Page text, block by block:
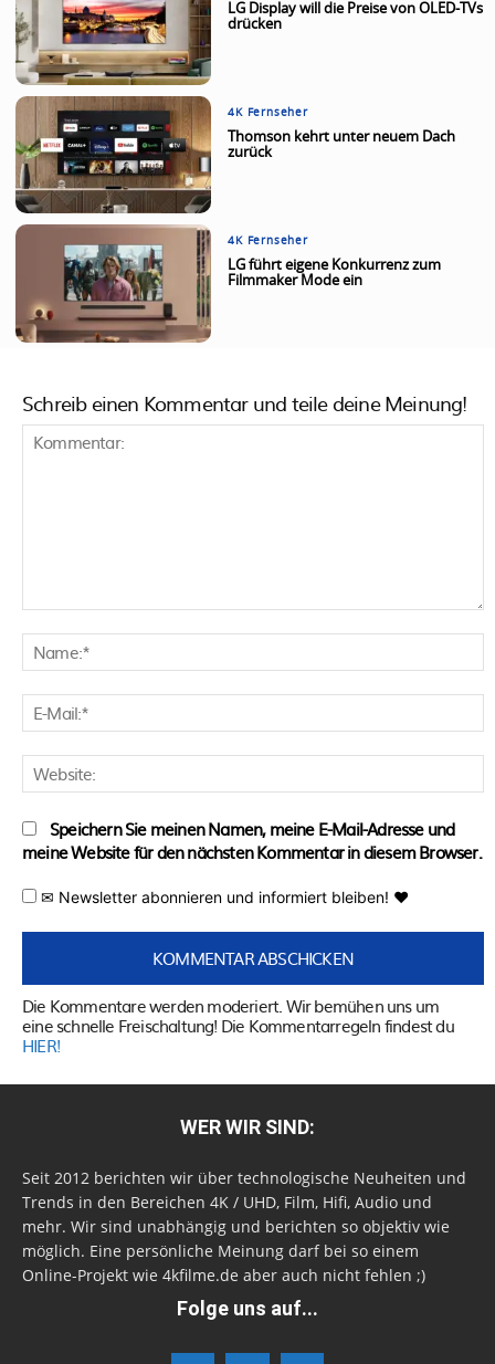
LG Display will die Preise von OLED-TVs
drücken
4K Fernseher
Thomson kehrt unter neuem Dach
zurück
4K Fernseher
LG führt eigene Konkurrenz zum
Filmmaker Mode ein
Schreib einen Kommentar und teile deine Meinung!
Speichern Sie meinen Namen, meine E-Mail-Adresse und
meine Website für den nächsten Kommentar in diesem Browser.
✉ Newsletter abonnieren und informiert bleiben! ♥
Die Kommentare werden moderiert. Wir bemühen uns um
eine schnelle Freischaltung! Die Kommentarregeln findest du
HIER!
WER WIR SIND:
Seit 2012 berichten wir über technologische Neuheiten und
Trends in den Bereichen 4K / UHD, Film, Hifi, Audio und
mehr. Wir sind unabhängig und berichten so objektiv wie
möglich. Eine persönliche Meinung darf bei so einem
Online-Projekt wie 4kfilme.de aber auch nicht fehlen ;)
Folge uns auf...